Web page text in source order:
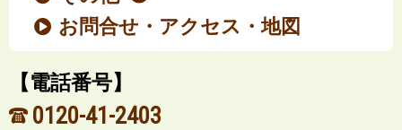
お問合せ・アクセス・地図
【電話番号】
0120-41-2403